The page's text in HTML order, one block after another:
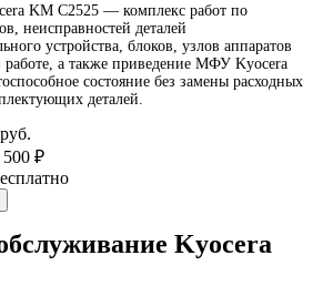
KM C2525 — комплекс работ по
неисправностей деталей
устройства, блоков, узлов аппаратов
работе, а также приведение МФУ Kyocera
состояние без замены расходных
деталей.
500 ₽
Kyocera